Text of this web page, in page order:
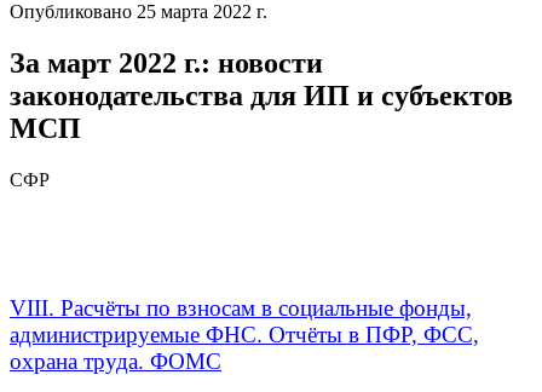
Опубликовано 25 марта 2022 г.
За март 2022 г.: новости
законодательства для ИП и субъектов
МСП
СФР
VIII. Расчёты по взносам в социальные фонды,
администрируемые ФНС. Отчёты в ПФР, ФСС,
охрана труда. ФОМС